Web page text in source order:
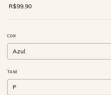
R$99,90
COR
TAM